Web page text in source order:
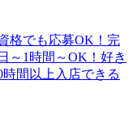
格でも応募OK！完
～1時間～OK！好き
間以上入店できる